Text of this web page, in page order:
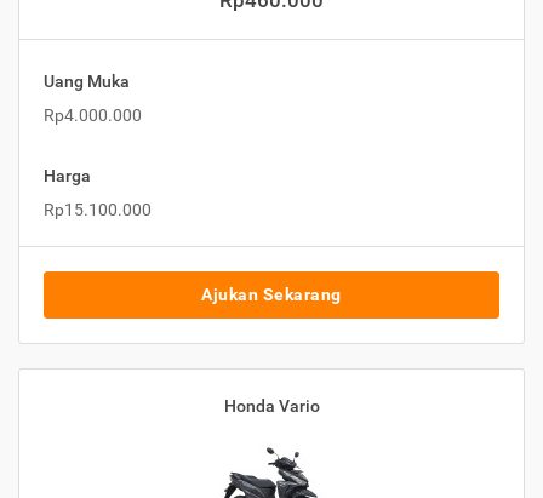
Uang Muka
Rp4.000.000
Harga
Rp15.100.000
Ajukan Sekarang
Honda Vario